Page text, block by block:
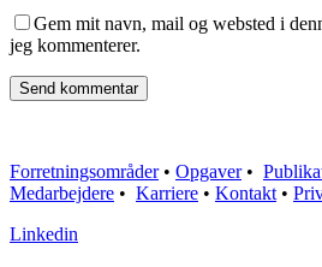
Gem mit navn, mail og websted i
jeg kommenterer.
Send kommentar
Forretningsområder• Opgaver•
Medarbejdere • Karriere • Kontakt •
Linkedin